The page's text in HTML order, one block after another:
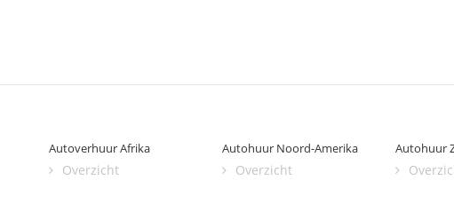
Autoverhuur Afrika
Overzicht
Autohuur Noord-Amerika
Overzicht
Autohuur